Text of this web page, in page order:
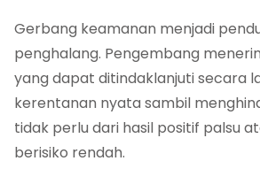
Gerbang keamanan menjadi
penghalang. Pengembang
yang dapat ditindaklanjuti secara
kerentanan nyata sambil
tidak perlu dari hasil positif palsu
berisiko rendah.